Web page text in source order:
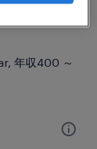
年収400 ～